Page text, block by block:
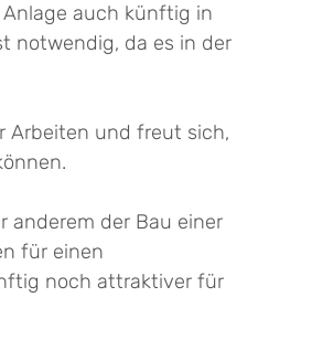
auch künftig in
notwendig, da es in der
Arbeiten und freut sich,
anderem der Bau einer
für einen
noch attraktiver für